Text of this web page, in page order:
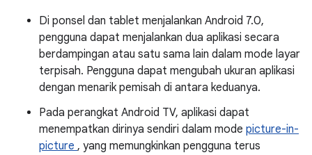
Di ponsel dan tablet menjalankan Android 7.0,
pengguna dapat menjalankan dua aplikasi secara
berdampingan atau satu sama lain dalam mode layar
terpisah. Pengguna dapat mengubah ukuran aplikasi
dengan menarik pemisah di antara keduanya.
Pada perangkat Android TV, aplikasi dapat
menempatkan dirinya sendiri dalam mode picture-in-
picture , yang memungkinkan pengguna terus